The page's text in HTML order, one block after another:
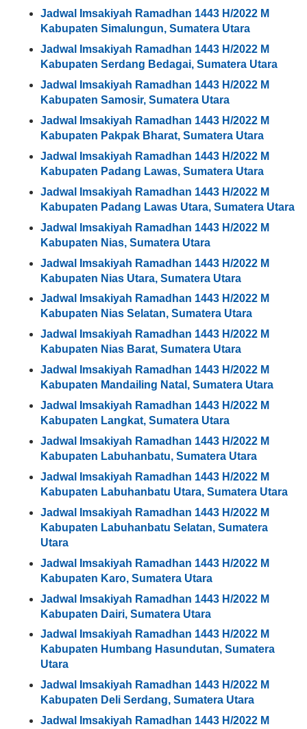
Jadwal Imsakiyah Ramadhan 1443 H/2022 M
Kabupaten Simalungun, Sumatera Utara
Jadwal Imsakiyah Ramadhan 1443 H/2022 M
Kabupaten Serdang Bedagai, Sumatera Utara
Jadwal Imsakiyah Ramadhan 1443 H/2022 M
Kabupaten Samosir, Sumatera Utara
Jadwal Imsakiyah Ramadhan 1443 H/2022 M
Kabupaten Pakpak Bharat, Sumatera Utara
Jadwal Imsakiyah Ramadhan 1443 H/2022 M
Kabupaten Padang Lawas, Sumatera Utara
Jadwal Imsakiyah Ramadhan 1443 H/2022 M
Kabupaten Padang Lawas Utara, Sumatera Utara
Jadwal Imsakiyah Ramadhan 1443 H/2022 M
Kabupaten Nias, Sumatera Utara
Jadwal Imsakiyah Ramadhan 1443 H/2022 M
Kabupaten Nias Utara, Sumatera Utara
Jadwal Imsakiyah Ramadhan 1443 H/2022 M
Kabupaten Nias Selatan, Sumatera Utara
Jadwal Imsakiyah Ramadhan 1443 H/2022 M
Kabupaten Nias Barat, Sumatera Utara
Jadwal Imsakiyah Ramadhan 1443 H/2022 M
Kabupaten Mandailing Natal, Sumatera Utara
Jadwal Imsakiyah Ramadhan 1443 H/2022 M
Kabupaten Langkat, Sumatera Utara
Jadwal Imsakiyah Ramadhan 1443 H/2022 M
Kabupaten Labuhanbatu, Sumatera Utara
Jadwal Imsakiyah Ramadhan 1443 H/2022 M
Kabupaten Labuhanbatu Utara, Sumatera Utara
Jadwal Imsakiyah Ramadhan 1443 H/2022 M
Kabupaten Labuhanbatu Selatan, Sumatera
Utara
Jadwal Imsakiyah Ramadhan 1443 H/2022 M
Kabupaten Karo, Sumatera Utara
Jadwal Imsakiyah Ramadhan 1443 H/2022 M
Kabupaten Dairi, Sumatera Utara
Jadwal Imsakiyah Ramadhan 1443 H/2022 M
Kabupaten Humbang Hasundutan, Sumatera
Utara
Jadwal Imsakiyah Ramadhan 1443 H/2022 M
Kabupaten Deli Serdang, Sumatera Utara
Jadwal Imsakiyah Ramadhan 1443 H/2022 M